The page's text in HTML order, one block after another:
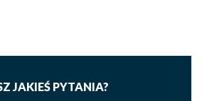
JAKIEŚ PYTANIA?